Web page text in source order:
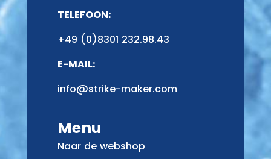
TELEFOON:
+49 (0)8301 232.98.43
E-MAIL:
info@strike-maker.com
Menu
Naar de webshop